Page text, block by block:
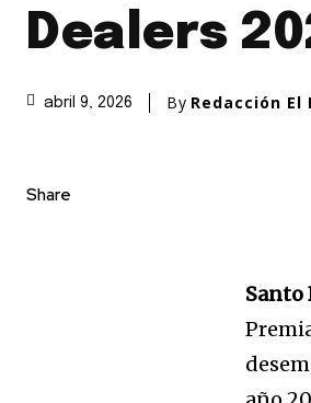
Dealers
abril 9, 2026 By Redacción El
Share
Santo